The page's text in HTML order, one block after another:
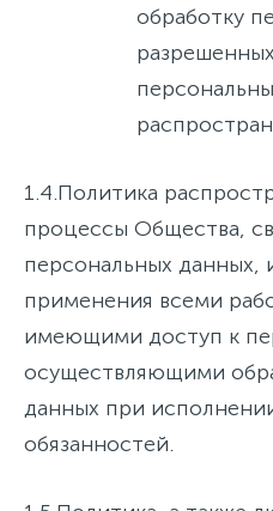
обработку
1.4.Политика
процессы Общества,
персональных данных,
применения всеми
имеющими доступ к
осуществляющими
данных при
обязанностей.